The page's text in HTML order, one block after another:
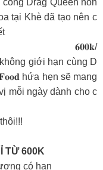
tại Khè đã tạo nên c
giới hạn cùng D
hứa hẹn sẽ mang
mỗi ngày dành cho c
TỪ 600K
có hạn